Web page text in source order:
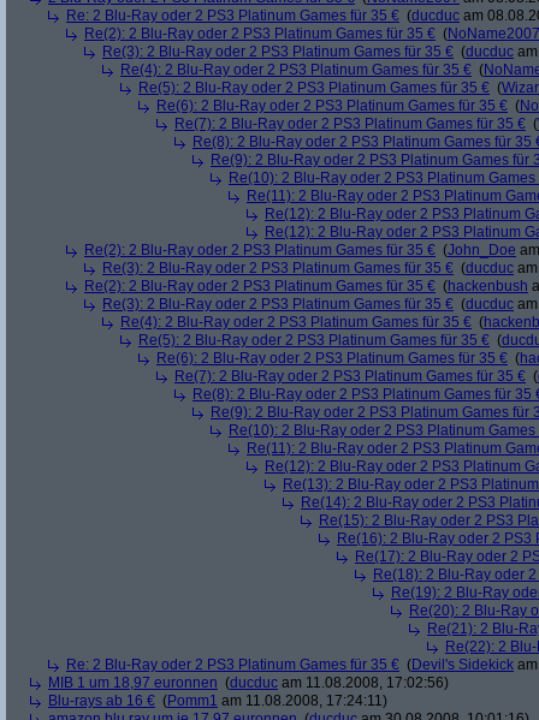
Re: 2 Blu-Ray oder 2 PS3 Platinum Games für 35 € (ducduc am
Re(2): 2 Blu-Ray oder 2 PS3 Platinum Games für 35 € (NoName2007
Re(3): 2 Blu-Ray oder 2 PS3 Platinum Games für 35 € (ducduc
Re(4): 2 Blu-Ray oder 2 PS3 Platinum Games für 35 € (
Re(5): 2 Blu-Ray oder 2 PS3 Platinum Games für 35 € (
Re(6): 2 Blu-Ray oder 2 PS3 Platinum Games für 35 € (
Re(7): 2 Blu-Ray oder 2 PS3 Platinum Games für 35 € (
Re(8): 2 Blu-Ray oder 2 PS3 Platinum Games für 35
Re(9): 2 Blu-Ray oder 2 PS3 Platinum Games für
Re(10): 2 Blu-Ray oder 2 PS3 Platinum Games
Re(11): 2 Blu-Ray oder 2 PS3 Platinum
Re(12): 2 Blu-Ray oder 2 PS3 Platinum
Re(12): 2 Blu-Ray oder 2 PS3 Platinum
Re(2): 2 Blu-Ray oder 2 PS3 Platinum Games für 35 € (John_Doe
Re(3): 2 Blu-Ray oder 2 PS3 Platinum Games für 35 € (ducduc
Re(2): 2 Blu-Ray oder 2 PS3 Platinum Games für 35 € (hackenbush
Re(3): 2 Blu-Ray oder 2 PS3 Platinum Games für 35 € (ducduc
Re(4): 2 Blu-Ray oder 2 PS3 Platinum Games für 35 € (
Re(5): 2 Blu-Ray oder 2 PS3 Platinum Games für 35 € (
Re(6): 2 Blu-Ray oder 2 PS3 Platinum Games für 35 € (
Re(7): 2 Blu-Ray oder 2 PS3 Platinum Games für 35 € (
Re(8): 2 Blu-Ray oder 2 PS3 Platinum Games für 35
Re(9): 2 Blu-Ray oder 2 PS3 Platinum Games für
Re(10): 2 Blu-Ray oder 2 PS3 Platinum Games
Re(11): 2 Blu-Ray oder 2 PS3 Platinum
Re(12): 2 Blu-Ray oder 2 PS3 Platinum
Re(13): 2 Blu-Ray oder 2 PS3
Re(14): 2 Blu-Ray oder 2 PS3
Re(15): 2 Blu-Ray oder 2 PS3
Re(16): 2 Blu-Ray oder 2 PS3
Re(17): 2 Blu-Ray oder 2
Re(18): 2 Blu-Ray oder
Re(19): 2 Blu-Ray
Re(20): 2 Blu-Ray
Re(21): 2 Blu-
Re(22): 2
Re: 2 Blu-Ray oder 2 PS3 Platinum Games für 35 € (Devil's Sidekick
MIB 1 um 18,97 euronnen (ducduc am 11.08.2008, 17:02:56)
Blu-rays ab 16 € (Pomm1 am 11.08.2008, 17:24:11)